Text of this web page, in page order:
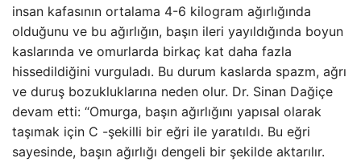
insan kafasının ortalama 4-6 kilogram ağırlığında
olduğunu ve bu ağırlığın, başın ileri yayıldığında boyun
kaslarında ve omurlarda birkaç kat daha fazla
hissedildiğini vurguladı. Bu durum kaslarda spazm, ağrı
ve duruş bozukluklarına neden olur. Dr. Sinan Dağiçe
devam etti: “Omurga, başın ağırlığını yapısal olarak
taşımak için C -şekilli bir eğri ile yaratıldı. Bu eğri
sayesinde, başın ağırlığı dengeli bir şekilde aktarılır.